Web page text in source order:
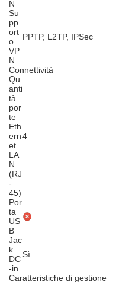
N
Su
pp
ort
o
VP
N
PPTP, L2TP, IPSec
Connettività
Qu
anti
tà
por
te
Eth
ern
et
LA
N
(RJ
-
45)
4
Por
ta
US
B
Jac
k
DC
-in
Sì
Caratteristiche di gestione